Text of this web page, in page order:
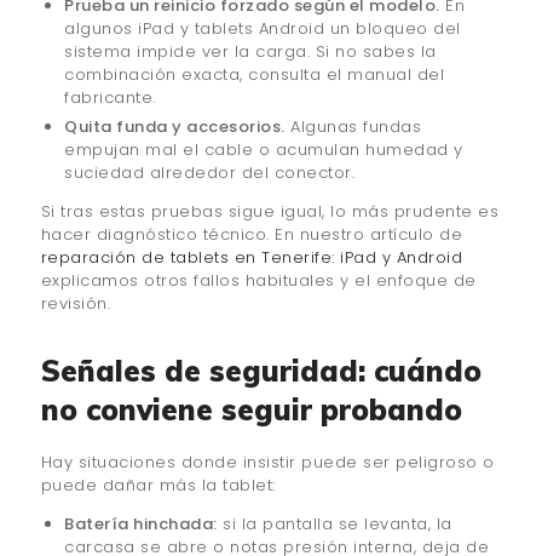
Prueba un reinicio forzado según el modelo. En
algunos iPad y tablets Android un bloqueo del
sistema impide ver la carga. Si no sabes la
combinación exacta, consulta el manual del
fabricante.
Quita funda y accesorios. Algunas fundas
empujan mal el cable o acumulan humedad y
suciedad alrededor del conector.
Si tras estas pruebas sigue igual, lo más prudente es
hacer diagnóstico técnico. En nuestro artículo de
reparación de tablets en Tenerife: iPad y Android
explicamos otros fallos habituales y el enfoque de
revisión.
Señales de seguridad: cuándo
no conviene seguir probando
Hay situaciones donde insistir puede ser peligroso o
puede dañar más la tablet:
Batería hinchada: si la pantalla se levanta, la
carcasa se abre o notas presión interna, deja de